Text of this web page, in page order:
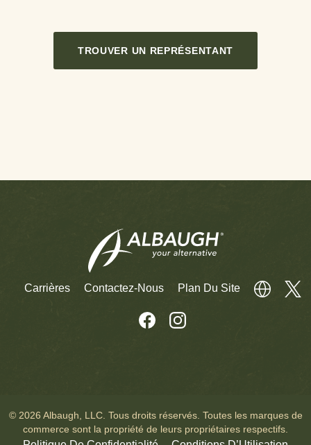
TROUVER UN REPRÉSENTANT
Carrières Contactez-Nous Plan Du Site
© 2026 Albaugh, LLC. Tous droits réservés. Toutes les marques de
commerce sont la propriété de leurs propriétaires respectifs.